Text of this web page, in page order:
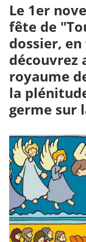
Le 1er
fête de
dossier,
découvrez
royaume
la
germe sur